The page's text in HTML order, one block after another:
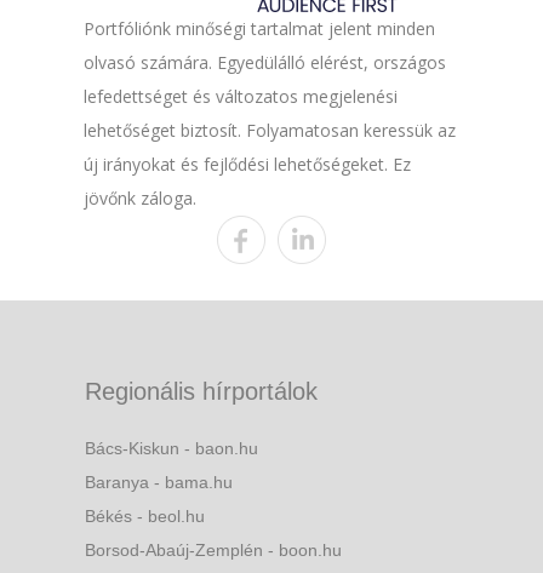
Portfóliónk minőségi tartalmat jelent minden
olvasó számára. Egyedülálló elérést, országos
lefedettséget és változatos megjelenési
lehetőséget biztosít. Folyamatosan keressük az
új irányokat és fejlődési lehetőségeket. Ez
jövőnk záloga.
Regionális hírportálok
Bács-Kiskun - baon.hu
Baranya - bama.hu
Békés - beol.hu
Borsod-Abaúj-Zemplén - boon.hu